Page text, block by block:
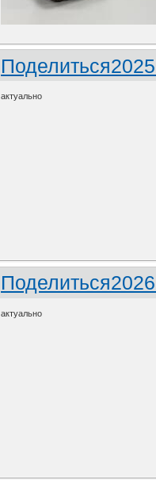
Поделиться
актуально
Поделиться
актуально